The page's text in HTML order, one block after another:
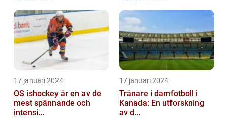
17 januari 2024
OS ishockey är en av de
mest spännande och
intensi...
17 januari 2024
Tränare i damfotboll i
Kanada: En utforskning
av d...